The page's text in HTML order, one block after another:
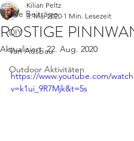
Alle Beiträge
DIY
Van Ausbau
Outdoor Aktivitäten
ROSTIGE
Kilian Peltz
3. Mai 2020 1 Min. Lesezeit
Aktualisiert:22. Aug. 2020
https://www.youtube.com/
v=k1ui_9R7Mjk&t=5s